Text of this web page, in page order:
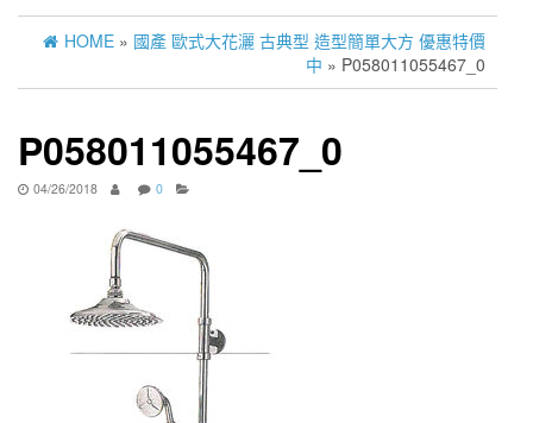
HOME » 國產 歐式大花灑 古典型 造型簡單大方 優惠特價
中 » P058011055467_0
P058011055467_0
04/26/2018 0